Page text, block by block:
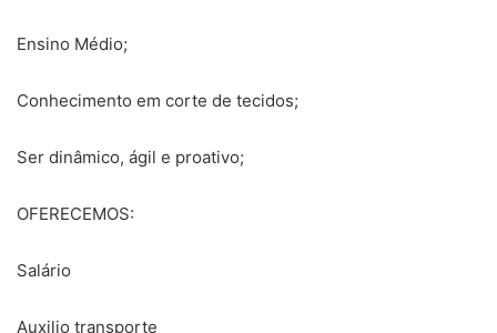
Ensino Médio;
Conhecimento em corte de tecidos;
Ser dinâmico, ágil e proativo;
OFERECEMOS:
Salário
Auxilio transporte